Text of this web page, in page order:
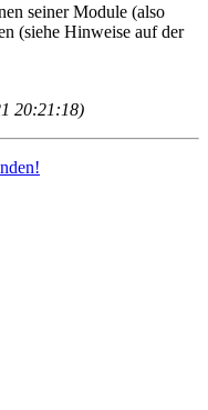
seiner Module (also
(siehe Hinweise auf der
20:21:18)